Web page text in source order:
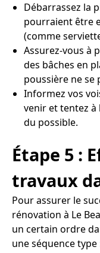
Débarrassez la
pourraient être
(comme
Assurez-vous à
des bâches en
poussière ne se
Informez vos
venir et tentez
du possible.
Étape 5 :
travaux
Pour assurer le
rénovation à Le
un certain ordre
une séquence type